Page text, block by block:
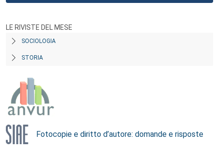
LE RIVISTE DEL MESE
SOCIOLOGIA
STORIA
Fotocopie e diritto d’autore: domande e risposte